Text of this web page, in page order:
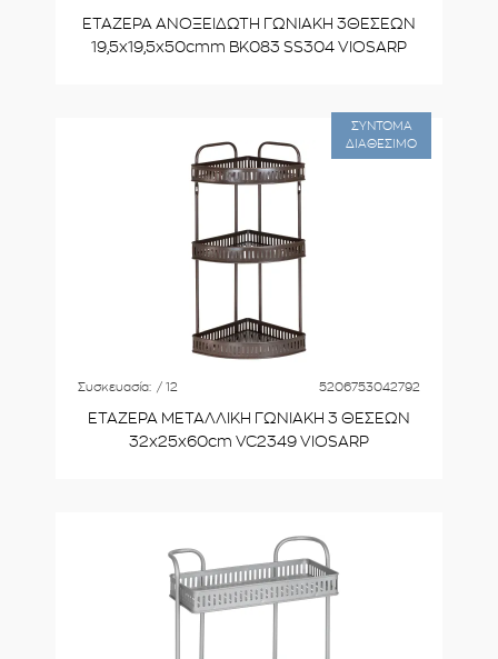
ΕΤΑΖΕΡΑ ΑΝΟΞΕΙΔΩΤΗ ΓΩΝΙΑΚΗ 3ΘΕΣΕΩΝ
19,5x19,5x50cmm BK083 SS304 VIOSARP
Συσκευασία: / 12 5206753042792
ΕΤΑΖΕΡΑ ΜΕΤΑΛΛΙΚΗ ΓΩΝΙΑΚΗ 3 ΘΕΣΕΩΝ
32x25x60cm VC2349 VIOSARP
ΣΥΝΤΟΜΑ
ΔΙΑΘΕΣΙΜΟ